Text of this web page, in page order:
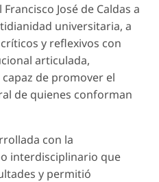
José de Caldas a
universitaria, a
y reflexivos con
articulada,
de promover el
de quienes conforman
con la
interdisciplinario que
y permitió